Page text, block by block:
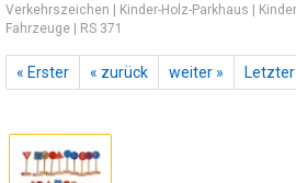
Verkehrszeichen | Kinder-Holz-Parkhaus |
Fahrzeuge | RS 371
« Erster « zurück weiter » Letzter